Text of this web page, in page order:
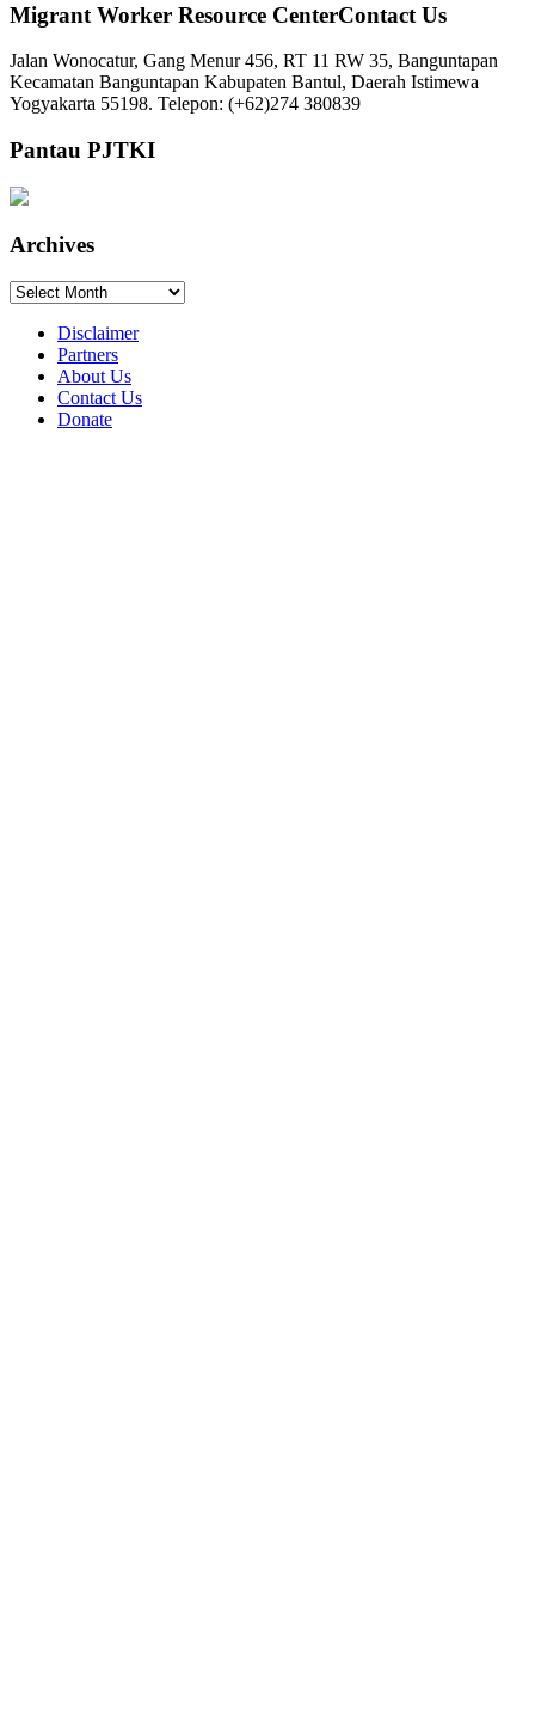
Migrant Worker Resource CenterContact Us
Jalan Wonocatur, Gang Menur 456, RT 11 RW 35, Banguntapan
Kecamatan Banguntapan Kabupaten Bantul, Daerah Istimewa
Yogyakarta 55198. Telepon: (+62)274 380839
Pantau PJTKI
Archives
Archives
Disclaimer
Partners
About Us
Contact Us
Donate